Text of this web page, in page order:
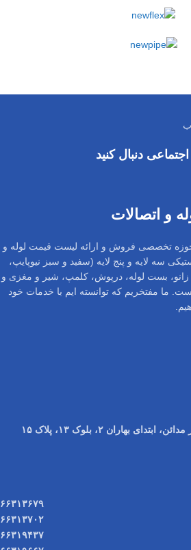
دنبال کنید
و اتصالات
حوزه تخصصی فروش و ارائه لیست قیمت لوله و
سه لایه و پنج لایه (سفید و سبز نیوپایپ،
بست لوله، درپوش، کلمپ، شیر و مغزی و
ما مفتخریم که توانسته ایم با خدمات خود
بهاران ۲، بلوک ۱۳، پلاک ۱۵
۶۶۳۱۳۶۷۹
۶۶۳۱۳۷۰۲
۶۶۳۱۹۴۳۷